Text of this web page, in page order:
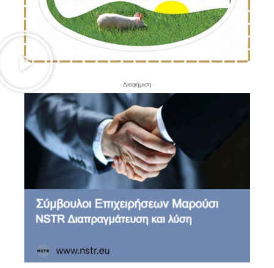
- Διαφήμιση -